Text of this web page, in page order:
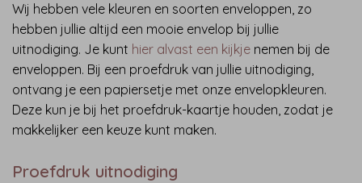
Wij hebben vele kleuren en soorten enveloppen, zo
hebben jullie altijd een mooie envelop bij jullie
uitnodiging. Je kunt hier alvast een kijkje nemen bij de
enveloppen. Bij een proefdruk van jullie uitnodiging,
ontvang je een papiersetje met onze envelopkleuren.
Deze kun je bij het proefdruk-kaartje houden, zodat je
makkelijker een keuze kunt maken.
Proefdruk uitnodiging